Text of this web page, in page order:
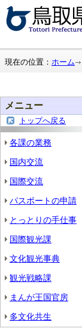
現在の位置： ホーム
メニュー
トップへ戻る
各課の業務
国内交流
国際交流
パスポートの申請
とっとりの手仕事
国際観光課
文化観光事典
観光戦略課
まんが王国官房
多文化共生